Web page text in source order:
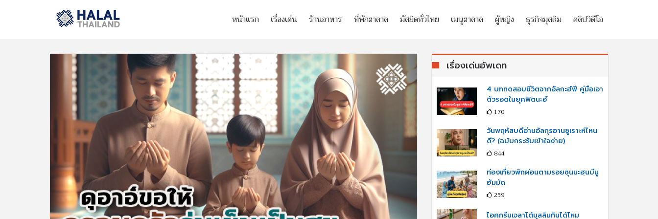
หน้าแรก เรื่องเด่น ร้านอาหาร ที่พักฮาลาล มัสยิดทั่วไทย เมนูฮาลาล ผู้หญิง ธุรกิจมุสลิม คลิปวิดีโอ
เรื่องเด่นอัพเดท
4 บททดสอบชีวิตจากอัลกะฮ์ฟี คู่มือเอา
ตัวรอดในยุคฟิตนะฮ์
170
วันพฤหัสบดีอ่านอัลกุรอานซูเราะห์ไหน
ดี? (ฉบับกระชับเข้าใจง่าย)
844
ท่องเที่ยวพักผ่อนตามรอยซุนนะฮฺนบีมู
ฮัมมัด
259
ไอศกรีมเจลาโต้มุสลิมกินได้ไหม